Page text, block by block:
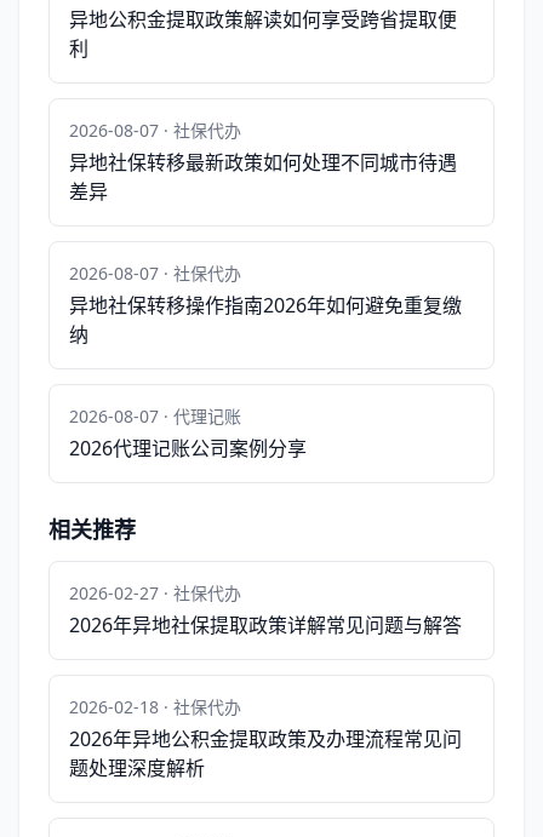
异地公积金提取政策解读如何享受跨省提取便
利
2026-08-07 · 社保代办
异地社保转移最新政策如何处理不同城市待遇
差异
2026-08-07 · 社保代办
异地社保转移操作指南2026年如何避免重复缴
纳
2026-08-07 · 代理记账
2026代理记账公司案例分享
相关推荐
2026-02-27 · 社保代办
2026年异地社保提取政策详解常见问题与解答
2026-02-18 · 社保代办
2026年异地公积金提取政策及办理流程常见问
题处理深度解析